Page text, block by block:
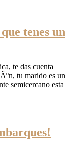
tenes un
te das cuenta
tu marido es un
semicercano esta